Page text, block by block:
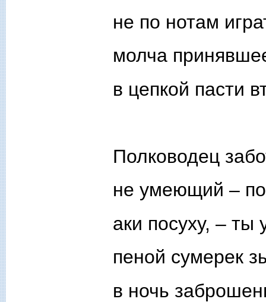
не по нотам
молча
в цепкой пасти
Полководец
не умеющий –
аки посуху, – ты
пеной сумерек
в ночь